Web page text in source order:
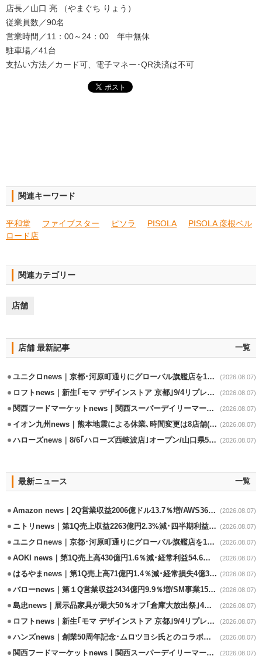
店長／山口 亮 （やまぐち りょう）
従業員数／90名
営業時間／11：00～24：00 年中無休
駐車場／41台
支払い方法／カード可、電子マネー･QR決済は不可
関連キーワード
平和堂 ファイブスター ピソラ PISOLA
PISOLA 彦根ベル
ロード店
関連カテゴリー
店舗
店舗 最新記事 一覧
ユニクロnews｜京都･河原町通りにグローバル旗艦店を11/6開設 (2026.08.07)
ロフトnews｜新生｢モマ デザインストア 京都｣9/4リプレイスオープン (2026.08.07)
関西フードマーケットnews｜関西スーパーデイリーマート蒲生店8/7改装 (2026.08.07)
イオン九州news｜熊本地震による休業､時間変更は8店舗(8/7時点) (2026.08.07)
ハローズnews｜8/6｢ハローズ西岐波店｣オープン/山口県5店舗目 (2026.08.07)
最新ニュース 一覧
Amazon news｜2Q営業収益2006億ドル13.7％増/AWS36.8％％増が貢献 (2026.08.07)
ニトリnews｜第1Q売上収益2263億円2.3%減･四半期利益1.4％減 (2026.08.07)
ユニクロnews｜京都･河原町通りにグローバル旗艦店を11/6開設 (2026.08.07)
AOKI news｜第1Q売上高430億円1.6％減･経常利益54.6％減 (2026.08.07)
はるやまnews｜第1Q売上高71億円1.4％減･経常損失4億3800万円 (2026.08.07)
バローnews｜第１Q営業収益2434億円9.9％増/SM事業15.5％増と絶好調 (2026.08.07)
島忠news｜展示品家具が最大50％オフ｢倉庫大放出祭｣4店舗限定で開催 (2026.08.07)
ロフトnews｜新生｢モマ デザインストア 京都｣9/4リプレイスオープン (2026.08.07)
ハンズnews｜創業50周年記念･ムロツヨシ氏とのコラボ企画｢ムロハンズ｣開催 (2026.08.07)
関西フードマーケットnews｜関西スーパーデイリーマート蒲生店8/7改装 (2026.08.07)